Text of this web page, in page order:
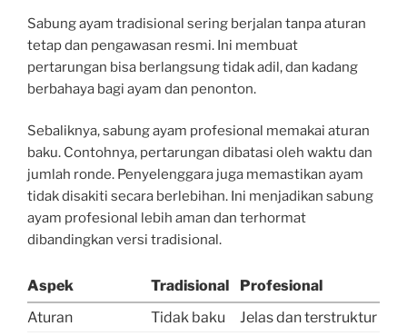
Sabung ayam tradisional sering berjalan tanpa aturan
tetap dan pengawasan resmi. Ini membuat
pertarungan bisa berlangsung tidak adil, dan kadang
berbahaya bagi ayam dan penonton.
Sebaliknya, sabung ayam profesional memakai aturan
baku. Contohnya, pertarungan dibatasi oleh waktu dan
jumlah ronde. Penyelenggara juga memastikan ayam
tidak disakiti secara berlebihan. Ini menjadikan sabung
ayam profesional lebih aman dan terhormat
dibandingkan versi tradisional.
Aspek Tradisional
Profesional
Aturan
Tidak baku Jelas dan terstruktur